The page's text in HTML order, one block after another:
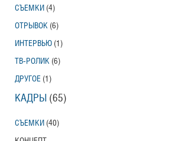
СЪЕМКИ (4)
ОТРЫВОК (6)
ИНТЕРВЬЮ (1)
ТВ-РОЛИК (6)
ДРУГОЕ (1)
КАДРЫ (65)
СЪЕМКИ (40)